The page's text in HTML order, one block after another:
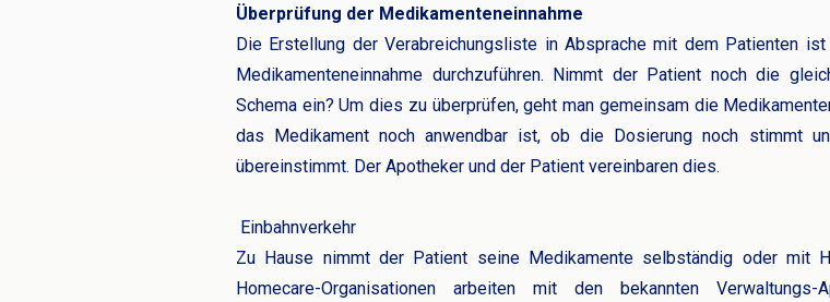
Überprüfung der Medikamenteneinnahme
Die Erstellung der Verabreichungsliste in Absprache mit dem Patienten
Medikamenteneinnahme durchzuführen. Nimmt der Patient noch die
Schema ein? Um dies zu überprüfen, geht man gemeinsam die
das Medikament noch anwendbar ist, ob die Dosierung noch stimmt
übereinstimmt. Der Apotheker und der Patient vereinbaren dies.
Einbahnverkehr
Zu Hause nimmt der Patient seine Medikamente selbständig oder mit
Homecare-Organisationen arbeiten mit den bekannten